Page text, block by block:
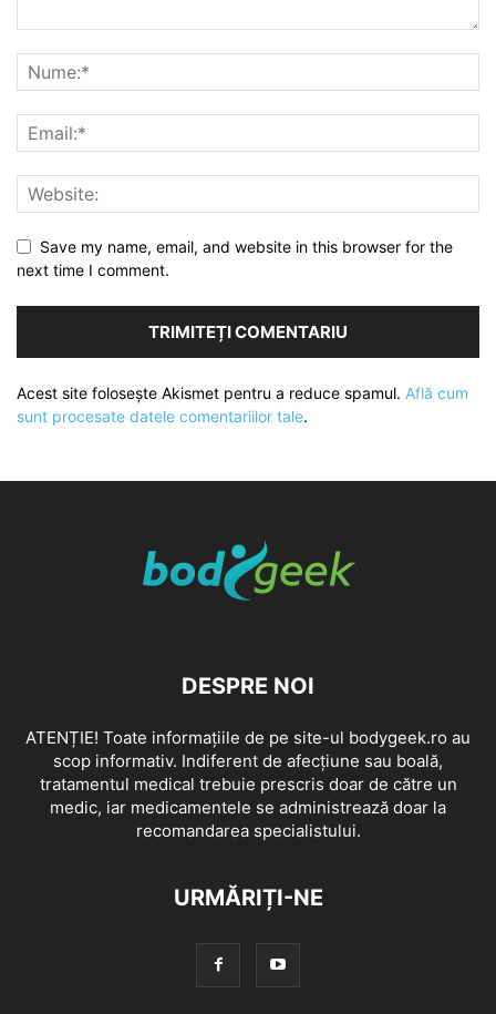
Save my name, email, and website in this browser for the
next time I comment.
Acest site folosește Akismet pentru a reduce spamul. Află cum
sunt procesate datele comentariilor tale.
DESPRE NOI
ATENȚIE! Toate informațiile de pe site-ul bodygeek.ro au
scop informativ. Indiferent de afecțiune sau boală,
tratamentul medical trebuie prescris doar de către un
medic, iar medicamentele se administrează doar la
recomandarea specialistului.
URMĂRIȚI-NE